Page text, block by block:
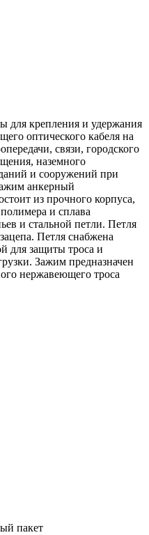
для крепления и удержания
оптического кабеля на
связи, городского
наземного
и сооружений при
анкерный
из прочного корпуса,
и сплава
и стальной петли. Петля
Петля снабжена
для защиты троса и
Зажим предназначен
нержавеющего троса
пакет